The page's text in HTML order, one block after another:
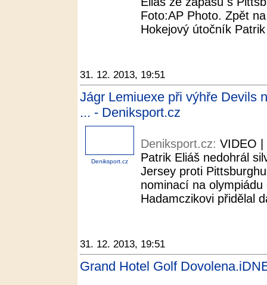
Foto:AP Photo. Zpět
Hokejový útočník
31. 12. 2013, 19:51
Jágr Lemiuexe při výhře Devils
... - Deniksport.cz
Deniksport.cz
Deniksport.cz: VIDEO |
Patrik Eliáš nedohrál
Jersey proti
nominací na
Hadamczikovi přidělal
31. 12. 2013, 19:51
Grand Hotel Golf